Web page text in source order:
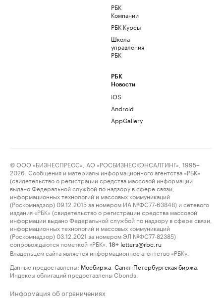
РБК
Компании
РБК Курсы
Школа
управления
РБК
РБК
Новости
iOS
Android
AppGallery
© ООО «БИЗНЕСПРЕСС», АО «РОСБИЗНЕСКОНСАЛТИНГ», 1995–
2026. Сообщения и материалы информационного агентства «РБК»
(свидетельство о регистрации средства массовой информации
выдано Федеральной службой по надзору в сфере связи,
информационных технологий и массовых коммуникаций
(Роскомнадзор) 09.12.2015 за номером ИА №ФС77-63848) и сетевого
издания «РБК» (свидетельство о регистрации средства массовой
информации выдано Федеральной службой по надзору в сфере связи,
информационных технологий и массовых коммуникаций
(Роскомнадзор) 03.12.2021 за номером ЭЛ №ФС77-82385)
сопровождаются пометкой «РБК».
18+ letters@rbc.ru
Владельцем сайта является информационное агентство «РБК».
Данные предоставлены: Мосбиржа Санкт-Петербургская биржа
Индексы облигаций предоставлены Cbonds.
Информация об ограничениях